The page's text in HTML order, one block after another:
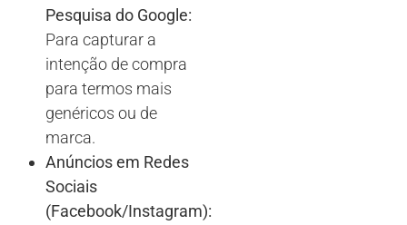
Pesquisa do Google:
Para capturar a
intenção de compra
para termos mais
genéricos ou de
marca.
Anúncios em Redes
Sociais
(Facebook/Instagram):